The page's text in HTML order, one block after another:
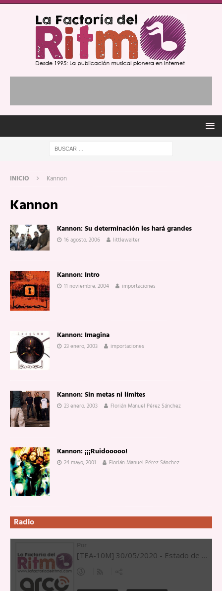
INICIO Kannon
Kannon
Kannon: Su determinación les hará grandes
16 agosto, 2006 littlewalter
Kannon: Intro
11 noviembre, 2004 importaciones
Kannon: Imagina
23 enero, 2003 importaciones
Kannon: Sin metas ni límites
23 enero, 2003 Florián Manuel Pérez Sánchez
Kannon: ¡¡¡Ruidooooo!
24 mayo, 2001 Florián Manuel Pérez Sánchez
Radio